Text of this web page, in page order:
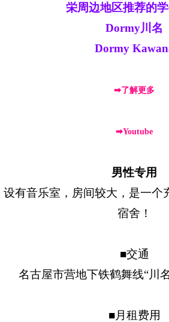
栄周边地区推荐的
Dormy川名
Dormy
➡了解更多
➡Youtube
男性专用
设有音乐室，房间较大，是一个
宿舍！
■交通
名古屋市营地下铁鹤舞线“川
■月租费用